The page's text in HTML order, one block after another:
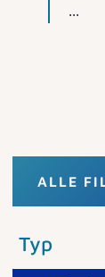
...
ALLE
Typ